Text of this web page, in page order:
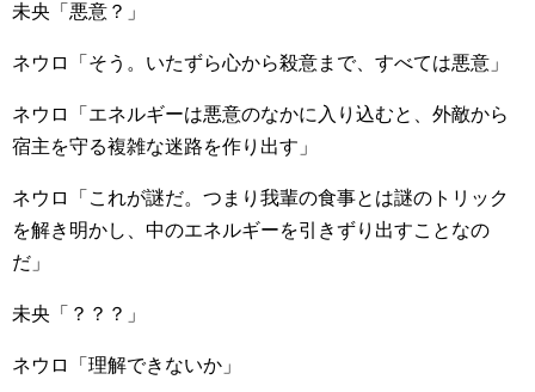
未央「悪意？」
ネウロ「そう。いたずら心から殺意まで、すべては悪意」
ネウロ「エネルギーは悪意のなかに入り込むと、外敵から
宿主を守る複雑な迷路を作り出す」
ネウロ「これが謎だ。つまり我輩の食事とは謎のトリック
を解き明かし、中のエネルギーを引きずり出すことなの
だ」
未央「？？？」
ネウロ「理解できないか」